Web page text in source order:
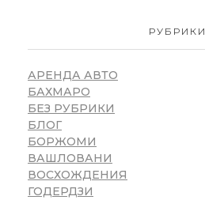
РУБРИКИ
АРЕНДА АВТО
БАХМАРО
БЕЗ РУБРИКИ
БЛОГ
БОРЖОМИ
ВАШЛОВАНИ
ВОСХОЖДЕНИЯ
ГОДЕРДЗИ